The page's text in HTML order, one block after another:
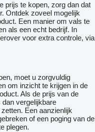
prijs te kopen, zorg dan dat
Ontdek zoveel mogelijk
Een manier om vals te
als een echt bedrijf. In
voor extra controle, via
moet u zorgvuldig
om inzicht te krijgen in de
Als de prijs van de
dan vergelijkbare
Een aanzienlijk
of een poging van de
plegen.